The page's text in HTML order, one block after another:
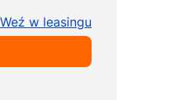
w leasingu